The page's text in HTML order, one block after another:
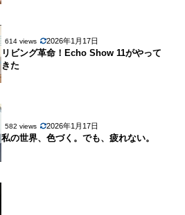
614 views 2026年1月17日
リビング革命！Echo Show 11がやって
きた
582 views 2026年1月17日
私の世界、色づく。でも、疲れない。